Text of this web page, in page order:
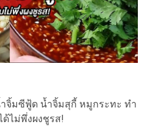
จิ้มซีฟู้ด น้ำจิ้มสุกี้ หมูกระทะ ทำ
ด้ไม่พึ่งผงชูรส!